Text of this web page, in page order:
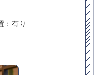
：有り